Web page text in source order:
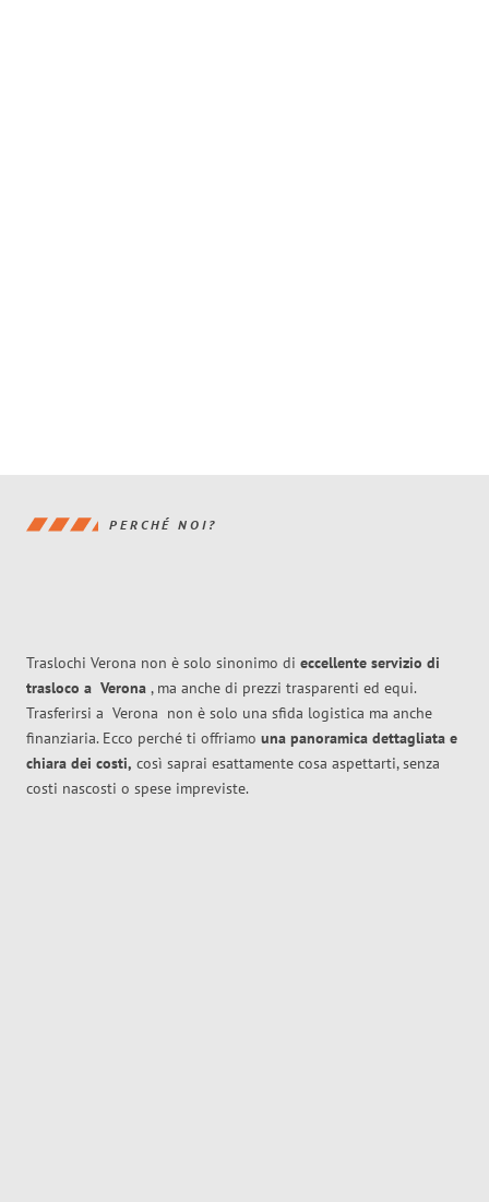
PERCHÉ NOI?
Traslochi Verona non è solo sinonimo di eccellente servizio di
trasloco a Verona , ma anche di prezzi trasparenti ed equi.
Trasferirsi a Verona non è solo una sfida logistica ma anche
finanziaria. Ecco perché ti offriamo una panoramica dettagliata e
chiara dei costi, così saprai esattamente cosa aspettarti, senza
costi nascosti o spese impreviste.